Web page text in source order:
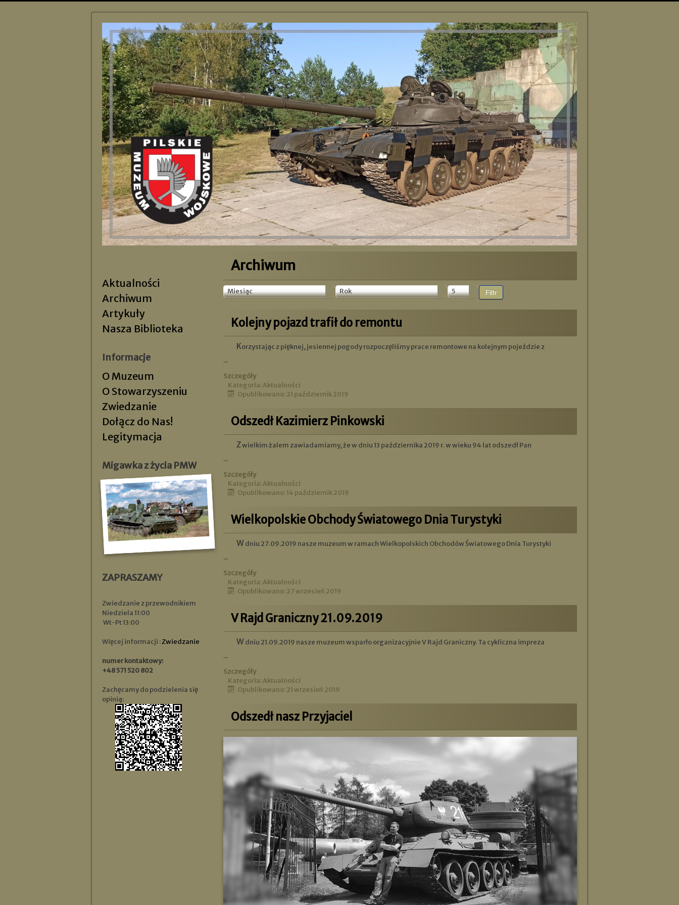
Aktualności
Archiwum
Artykuły
Nasza Biblioteka
Informacje
O Muzeum
O Stowarzyszeniu
Zwiedzanie
Dołącz do Nas!
Legitymacja
Migawka z życia PMW
ZAPRASZAMY
Zwiedzanie z przewodnikiem
Niedziela 11:00
Wt-Pt 13:00
Więcej informacji :Zwiedzanie
numer kontaktowy:
+48 571 520 802
Zachęcamy do podzielenia się
opinią:
Archiwum
Miesiąc Rok 5 Filtr
Kolejny pojazd trafił do remontu
Korzystając z pięknej, jesiennej pogody rozpoczęliśmy prace remontowe na kolejnym pojeździe z
...
Szczegóły
Kategoria:Aktualności
Opublikowano: 21 październik 2019
Odszedł Kazimierz Pinkowski
Z wielkim żalem zawiadamiamy, że w dniu 13 października 2019 r. w wieku 94 lat odszedł Pan
...
Szczegóły
Kategoria:Aktualności
Opublikowano: 14 październik 2019
Wielkopolskie Obchody Światowego Dnia Turystyki
W dniu 27.09.2019 nasze muzeum w ramach Wielkopolskich Obchodów Światowego Dnia Turystyki
...
Szczegóły
Kategoria:Aktualności
Opublikowano: 27 wrzesień 2019
V Rajd Graniczny 21.09.2019
W dniu 21.09.2019 nasze muzeum wsparło organizacyjnie V Rajd Graniczny. Ta cykliczna impreza
...
Szczegóły
Kategoria:Aktualności
Opublikowano: 21 wrzesień 2019
Odszedł nasz Przyjaciel